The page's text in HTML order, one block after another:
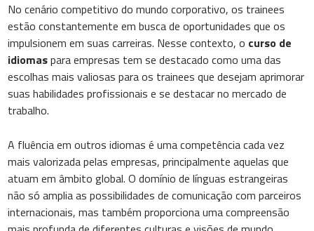
No cenário competitivo do mundo corporativo, os trainees
estão constantemente em busca de oportunidades que os
impulsionem em suas carreiras. Nesse contexto, o curso de
idiomaspara empresas tem se destacado como uma das
escolhas mais valiosas para os trainees que desejam aprimorar
suas habilidades profissionais e se destacar no mercado de
trabalho.
A fluência em outros idiomas é uma competência cada vez
mais valorizada pelas empresas, principalmente aquelas que
atuam em âmbito global. O domínio de línguas estrangeiras
não só amplia as possibilidades de comunicação com parceiros
internacionais, mas também proporciona uma compreensão